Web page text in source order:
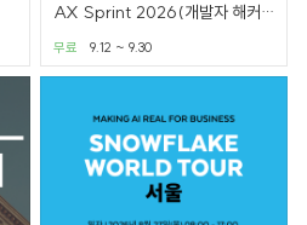
AX Sprint 2026(개발자 해커
9.12 ~ 9.30
무료